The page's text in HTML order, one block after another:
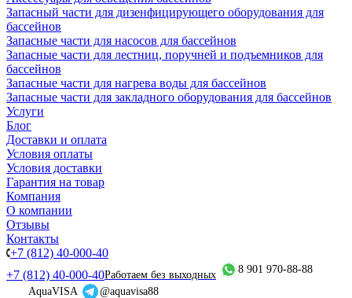
Запасный части для дизенфицирующего оборудования для
бассейнов
Запасные части для насосов для бассейнов
Запасные части для лестниц, поручней и подъемников для
бассейнов
Запасные части для нагрева воды для бассейнов
Запасные части для закладного оборудования для бассейнов
Услуги
Блог
Доставки и оплата
Условия оплаты
Условия доставки
Гарантия на товар
Компания
О компании
Отзывы
Контакты
+7 (812) 40-000-40
+7 (812) 40-000-40Работаем без выходных
8 901 970-88-88
AquaVISA
@aquavisa88